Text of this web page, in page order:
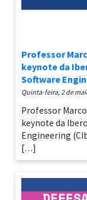
Professor
keynote da
Software
quinta-feira, 2 de
Professor
keynote da
Engineering
[…]